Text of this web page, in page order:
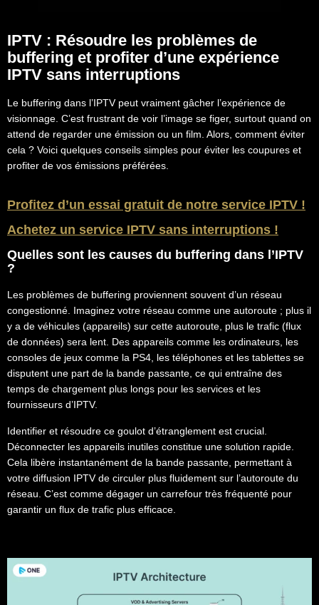
IPTV : Résoudre les problèmes de
buffering et profiter d’une expérience
IPTV sans interruptions
Le buffering dans l’IPTV peut vraiment gâcher l’expérience de
visionnage. C’est frustrant de voir l’image se figer, surtout quand on
attend de regarder une émission ou un film. Alors, comment éviter
cela ? Voici quelques conseils simples pour éviter les coupures et
profiter de vos émissions préférées.
Profitez d’un essai gratuit de notre service IPTV !
Achetez un service IPTV sans interruptions !
Quelles sont les causes du buffering dans l’IPTV
?
Les problèmes de buffering proviennent souvent d’un réseau
congestionné. Imaginez votre réseau comme une autoroute ; plus il
y a de véhicules (appareils) sur cette autoroute, plus le trafic (flux
de données) sera lent. Des appareils comme les ordinateurs, les
consoles de jeux comme la PS4, les téléphones et les tablettes se
disputent une part de la bande passante, ce qui entraîne des
temps de chargement plus longs pour les services et les
fournisseurs d’IPTV.
Identifier et résoudre ce goulot d’étranglement est crucial.
Déconnecter les appareils inutiles constitue une solution rapide.
Cela libère instantanément de la bande passante, permettant à
votre diffusion IPTV de circuler plus fluidement sur l’autoroute du
réseau. C’est comme dégager un carrefour très fréquenté pour
garantir un flux de trafic plus efficace.